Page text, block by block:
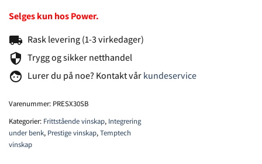
Selges kun hos Power.
local_shipping Rask levering (1-3 virkedager)
security Trygg og sikker netthandel
face Lurer du på noe? Kontakt vårkundeservice
Varenummer: PRESX30SB
Kategorier: Frittstående vinskap, Integrering
under benk, Prestige vinskap,Temptech
vinskap